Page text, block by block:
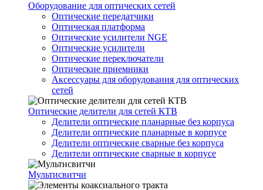
Оборудование для оптических сетей
Оптические передатчики
Оптическая платформа
Оптические усилители NGE
Оптические усилители
Оптические переключатели
Оптические приемники
Аксессуары для оборудования для оптических
сетей
Оптические делители для сетей КТВ
Делители оптические планарные без корпуса
Делители оптические планарные в корпусе
Делители оптические сварные без корпуса
Делители оптические сварные в корпусе
Мультисвитчи